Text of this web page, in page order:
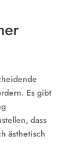
Es gibt
dass
ästhetisch